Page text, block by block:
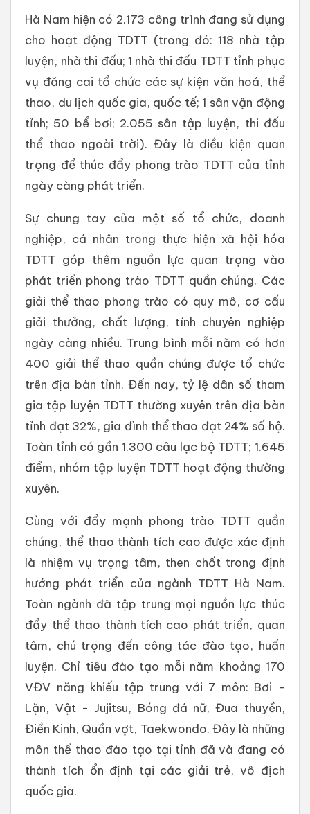
Hà Nam hiện có 2.173 công trình đang sử dụng
cho hoạt động TDTT (trong đó: 118 nhà tập
luyện, nhà thi đấu; 1 nhà thi đấu TDTT tỉnh phục
vụ đăng cai tổ chức các sự kiện văn hoá, thể
thao, du lịch quốc gia, quốc tế; 1 sân vận động
tỉnh; 50 bể bơi; 2.055 sân tập luyện, thi đấu
thể thao ngoài trời). Đây là điều kiện quan
trọng để thúc đẩy phong trào TDTT của tỉnh
ngày càng phát triển.
Sự chung tay của một số tổ chức, doanh
nghiệp, cá nhân trong thực hiện xã hội hóa
TDTT góp thêm nguồn lực quan trọng vào
phát triển phong trào TDTT quần chúng. Các
giải thể thao phong trào có quy mô, cơ cấu
giải thưởng, chất lượng, tính chuyên nghiệp
ngày càng nhiều. Trung bình mỗi năm có hơn
400 giải thể thao quần chúng được tổ chức
trên địa bàn tỉnh. Đến nay, tỷ lệ dân số tham
gia tập luyện TDTT thường xuyên trên địa bàn
tỉnh đạt 32%, gia đình thể thao đạt 24% số hộ.
Toàn tỉnh có gần 1.300 câu lạc bộ TDTT; 1.645
điểm, nhóm tập luyện TDTT hoạt động thường
xuyên.
Cùng với đẩy mạnh phong trào TDTT quần
chúng, thể thao thành tích cao được xác định
là nhiệm vụ trọng tâm, then chốt trong định
hướng phát triển của ngành TDTT Hà Nam.
Toàn ngành đã tập trung mọi nguồn lực thúc
đẩy thể thao thành tích cao phát triển, quan
tâm, chú trọng đến công tác đào tạo, huấn
luyện. Chỉ tiêu đào tạo mỗi năm khoảng 170
VĐV năng khiếu tập trung với 7 môn: Bơi -
Lặn, Vật - Jujitsu, Bóng đá nữ, Đua thuyền,
Điền Kinh, Quần vợt, Taekwondo. Đây là những
môn thể thao đào tạo tại tỉnh đã và đang có
thành tích ổn định tại các giải trẻ, vô địch
quốc gia.